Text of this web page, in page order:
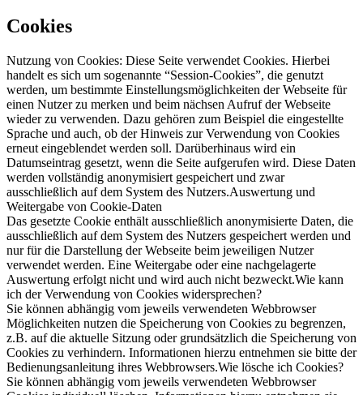
Cookies
Nutzung von Cookies: Diese Seite verwendet Cookies. Hierbei
handelt es sich um sogenannte “Session-Cookies”, die genutzt
werden, um bestimmte Einstellungsmöglichkeiten der Webseite für
einen Nutzer zu merken und beim nächsen Aufruf der Webseite
wieder zu verwenden. Dazu gehören zum Beispiel die eingestellte
Sprache und auch, ob der Hinweis zur Verwendung von Cookies
erneut eingeblendet werden soll. Darüberhinaus wird ein
Datumseintrag gesetzt, wenn die Seite aufgerufen wird. Diese Daten
werden vollständig anonymisiert gespeichert und zwar
ausschließlich auf dem System des Nutzers.Auswertung und
Weitergabe von Cookie-Daten
Das gesetzte Cookie enthält ausschließlich anonymisierte Daten, die
ausschließlich auf dem System des Nutzers gespeichert werden und
nur für die Darstellung der Webseite beim jeweiligen Nutzer
verwendet werden. Eine Weitergabe oder eine nachgelagerte
Auswertung erfolgt nicht und wird auch nicht bezweckt.Wie kann
ich der Verwendung von Cookies widersprechen?
Sie können abhängig vom jeweils verwendeten Webbrowser
Möglichkeiten nutzen die Speicherung von Cookies zu begrenzen,
z.B. auf die aktuelle Sitzung oder grundsätzlich die Speicherung von
Cookies zu verhindern. Informationen hierzu entnehmen sie bitte der
Bedienungsanleitung ihres Webbrowsers.Wie lösche ich Cookies?
Sie können abhängig vom jeweils verwendeten Webbrowser